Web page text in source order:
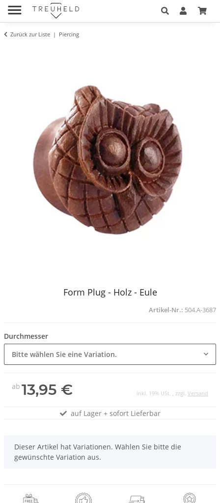
Zurück zur Liste Piercing
Form Plug - Holz - Eule
Artikel-Nr.: 504.A-3687
Durchmesser
Bitte wählen Sie eine Variation.
ab 13,95 € inkl. 19% USt. , zzgl. Versand
auf Lager + sofort Lieferbar
x
Dieser Artikel hat Variationen. Wählen Sie bitte die
gewünschte Variation aus.